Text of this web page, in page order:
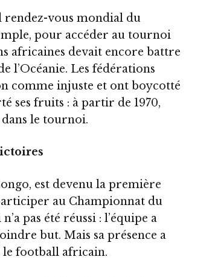
rendez-vous mondial du
pour accéder au tournoi
africaines devait encore battre
l’Océanie. Les fédérations
comme injuste et ont boycotté
ses fruits : à partir de 1970,
le tournoi.
est devenu la première
au Championnat du
pas été réussi : l’équipe a
but. Mais sa présence a
football africain.